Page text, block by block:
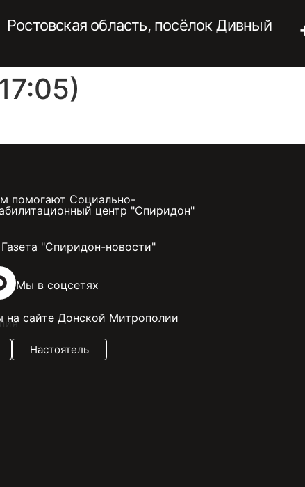
Ростовская область, посёлок Дивный
помогают Социально-
центр "Спиридон"
Газета "Спиридон-новости"
Мы в соцсетях
на сайте Донской Митрополии
Настоятель